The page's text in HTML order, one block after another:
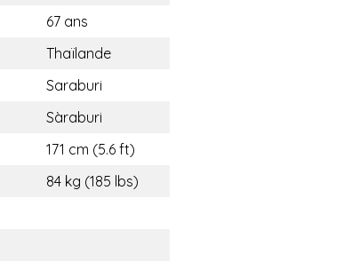
67 ans
Thaïlande
Saraburi
Sàraburi
171 cm (5.6 ft)
84 kg (185 lbs)